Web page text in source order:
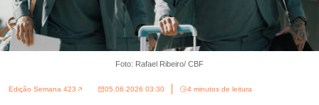
Foto: Rafael Ribeiro/ CBF
Edição Semana 423 05.06.2026 03:30 4 minutos de leitura